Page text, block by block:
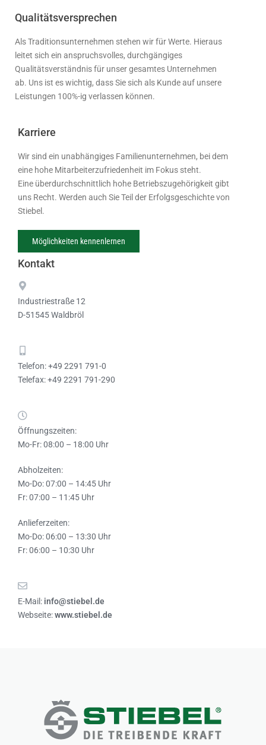
Qualitätsversprechen
Als Traditionsunternehmen stehen wir für Werte. Hieraus
leitet sich ein anspruchsvolles, durchgängiges
Qualitätsverständnis für unser gesamtes Unternehmen
ab. Uns ist es wichtig, dass Sie sich als Kunde auf unsere
Leistungen 100%-ig verlassen können.
Karriere
Wir sind ein unabhängiges Familienunternehmen, bei dem
eine hohe Mitarbeiterzufriedenheit im Fokus steht.
Eine überdurchschnittlich hohe Betriebszugehörigkeit gibt
uns Recht. Werden auch Sie Teil der Erfolgsgeschichte von
Stiebel.
Möglichkeiten kennenlernen
Kontakt
Industriestraße 12
D-51545 Waldbröl
Telefon: +49 2291 791-0
Telefax: +49 2291 791-290
Öffnungszeiten:
Mo-Fr: 08:00 – 18:00 Uhr
Abholzeiten:
Mo-Do: 07:00 – 14:45 Uhr
Fr: 07:00 – 11:45 Uhr
Anlieferzeiten:
Mo-Do: 06:00 – 13:30 Uhr
Fr: 06:00 – 10:30 Uhr
E-Mail: info@stiebel.de
Webseite:www.stiebel.de